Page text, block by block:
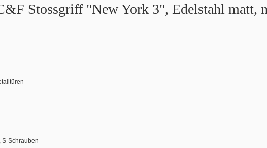
Stossgriff "New York 3", Edelstahl matt,
S-Schrauben